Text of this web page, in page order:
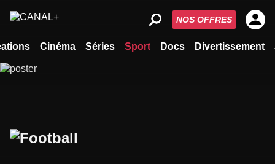
Cinéma Séries Sport Docs Divertissement
NOS OFFRES